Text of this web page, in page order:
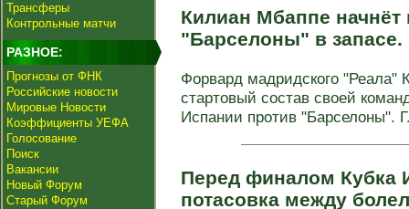
Трансферы
Контрольные матчи
РАЗНОЕ:
Прогнозы от ФНК
Российские новости
Мировые Новости
Коэффициенты УЕФА
Голосование
Поиск
Вакансии
Новый Форум
Старый Форум
Килиан Мбаппе начнёт
"Барселоны" в запасе.
Форвард мадридского "Реала"
стартовый состав своей
Испании против "Барселоны".
Перед финалом Кубка
потасовка между